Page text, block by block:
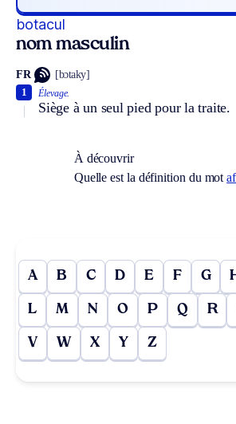
botacul
nom masculin
FR [bɔtaky]
Élevage.
Siège à un seul pied pour la traite.
1
À découvrir
Quelle est la définition du mot
A B C D E F G
L M N O P Q R
V W X Y Z